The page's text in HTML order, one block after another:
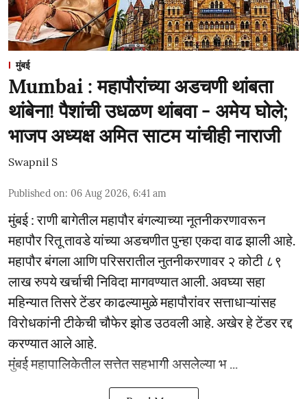
मुंबई
Mumbai : महापौरांच्या अडचणी थांबता
थांबेना! पैशांची उधळण थांबवा - अमेय घोले;
भाजप अध्यक्ष अमित साटम यांचीही नाराजी
Swapnil S
Published on: 06 Aug 2026, 6:41 am
मुंबई : राणी बागेतील महापौर बंगल्याच्या नूतनीकरणावरून
महापौर रितू तावडे यांच्या अडचणीत पुन्हा एकदा वाढ झाली आहे.
महापौर बंगला आणि परिसरातील नुतनीकरणावर २ कोटी ८९
लाख रुपये खर्चाची निविदा मागवण्यात आली. अवघ्या सहा
महिन्यात तिसरे टेंडर काढल्यामुळे महापौरांवर सत्ताधाऱ्यांसह
विरोधकांनी टीकेची चौफेर झोड उठवली आहे. अखेर हे टेंडर रद्द
करण्यात आले आहे.
मुंबई महापालिकेतील सत्तेत सहभागी असलेल्या भ ...